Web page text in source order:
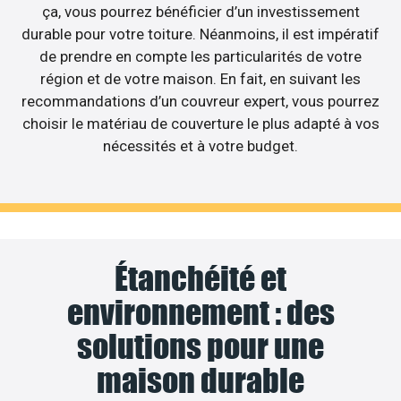
ça, vous pourrez bénéficier d’un investissement
durable pour votre toiture. Néanmoins, il est impératif
de prendre en compte les particularités de votre
région et de votre maison. En fait, en suivant les
recommandations d’un couvreur expert, vous pourrez
choisir le matériau de couverture le plus adapté à vos
nécessités et à votre budget.
Étanchéité et
environnement : des
solutions pour une
maison durable